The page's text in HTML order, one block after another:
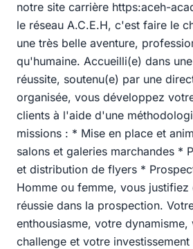
notre site carrière https:aceh-
le réseau A.C.E.H, c'est faire le
une très belle aventure,
qu'humaine. Accueilli(e) dans
réussite, soutenu(e) par une
organisée, vous développez
clients à l'aide d'une
missions : * Mise en place et
salons et galeries marchandes *
et distribution de flyers *
Homme ou femme, vous
réussie dans la prospection.
enthousiasme, votre
challenge et votre